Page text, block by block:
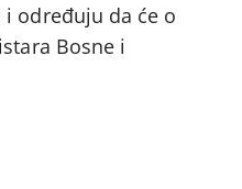
određuju da će o
Bosne i